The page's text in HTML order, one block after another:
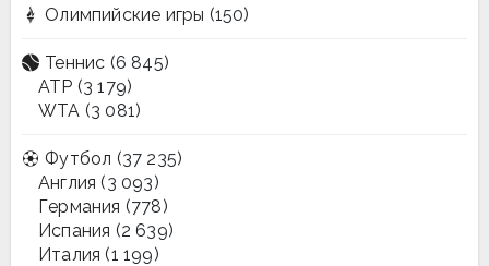
Олимпийские игры (150)
Теннис (6 845)
ATP (3 179)
WTA (3 081)
Футбол (37 235)
Англия (3 093)
Германия (778)
Испания (2 639)
Италия (1 199)